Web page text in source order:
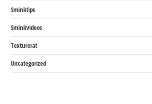
Sminktips
Sminkvideos
Texturerat
Uncategorized